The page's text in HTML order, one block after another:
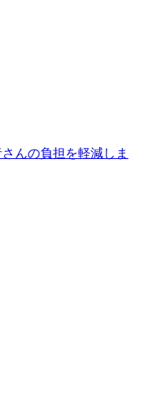
んの負担を軽減しま